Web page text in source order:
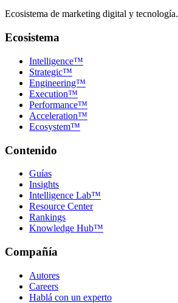
Ecosistema de marketing digital y tecnología.
Ecosistema
Intelligence™
Strategic™
Engineering™
Execution™
Performance™
Acceleration™
Ecosystem™
Contenido
Guías
Insights
Intelligence Lab™
Resource Center
Rankings
Knowledge Hub™
Compañía
Autores
Careers
Hablá con un experto